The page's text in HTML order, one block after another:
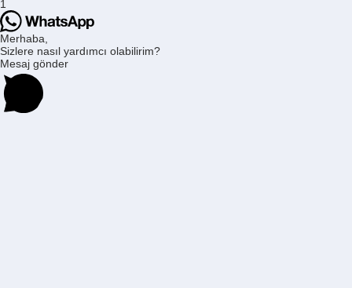
1
Merhaba,
Sizlere nasıl yardımcı olabilirim?
Mesaj gönder